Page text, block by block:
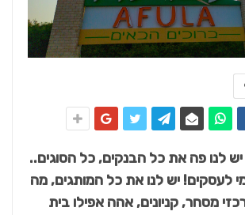
לנו פה את כל הבנקים, כל הסוגים..
לעסקים! יש לנו את כל המותגים, מה
מסחר, קניונים, אהה אפילו בית